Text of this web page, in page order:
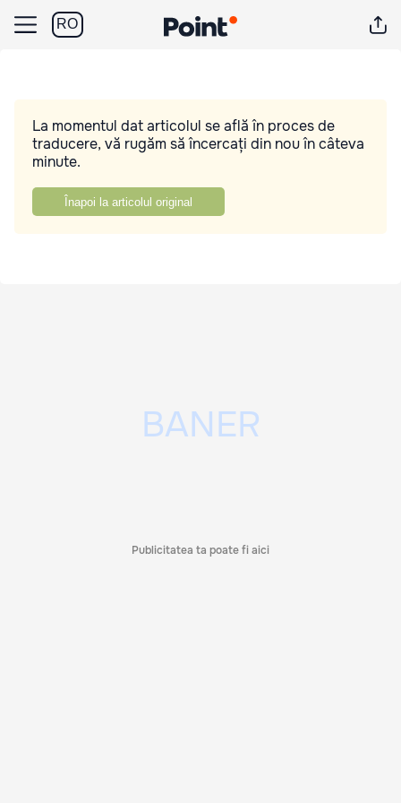
RO
La momentul dat articolul se află în proces de
traducere, vă rugăm să încercați din nou în câteva
minute.
Înapoi la articolul original
Publicitatea ta poate fi aici